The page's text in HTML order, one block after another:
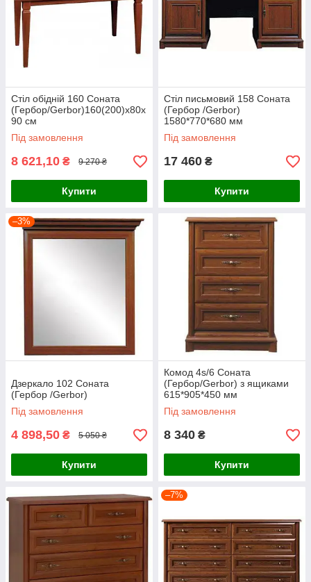
0507391195 0637334758
0973708985
Стіл обідній 160 Соната
(Гербор/Gerbor)160(200)х80х
90 см
Під замовлення
8 621,10 ₴ 9 270 ₴
Купити
Стіл письмовий 158 Соната
(Гербор /Gerbor)
1580*770*680 мм
Під замовлення
17 460 ₴
Купити
–3%
Дзеркало 102 Соната
(Гербор /Gerbor)
Під замовлення
4 898,50 ₴ 5 050 ₴
Купити
Комод 4s/6 Соната
(Гербор/Gerbor) з ящиками
615*905*450 мм
Під замовлення
8 340 ₴
Купити
–7%